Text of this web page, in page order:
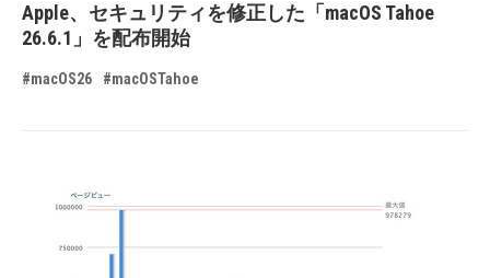
Apple、セキュリティを修正した「macOS Tahoe
26.6.1」を配布開始
#macOS26 #macOSTahoe